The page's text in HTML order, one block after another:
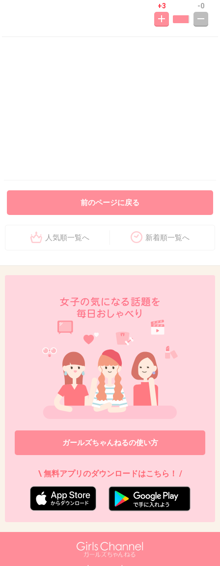
+3 -0
前のページに戻る
人気順一覧へ 新着順一覧へ
ガールズちゃんねるの使い方
\ 無料アプリのダウンロードはこちら！ /